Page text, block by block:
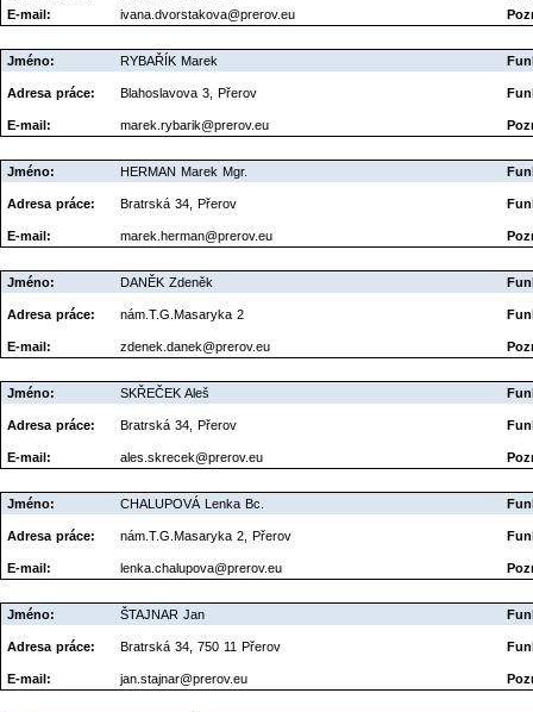
E-mail:
ivana.dvorstakova@prerov.eu
Jméno: RYBAŘÍK Marek
Adresa práce: Blahoslavova 3, Přerov
E-mail: marek.rybarik@prerov.eu
Jméno: HERMAN Marek Mgr.
Adresa práce: Bratrská 34, Přerov
E-mail: marek.herman@prerov.eu
Jméno: DANĚK Zdeněk
Adresa práce: nám.T.G.Masaryka 2
E-mail: zdenek.danek@prerov.eu
Jméno: SKŘEČEK Aleš
Adresa práce: Bratrská 34, Přerov
E-mail: ales.skrecek@prerov.eu
Jméno: CHALUPOVÁ Lenka Bc.
Adresa práce: nám.T.G.Masaryka 2, Přerov
E-mail: lenka.chalupova@prerov.eu
Jméno: ŠTAJNAR Jan
Adresa práce: Bratrská 34, 750 11 Přerov
E-mail: jan.stajnar@prerov.eu